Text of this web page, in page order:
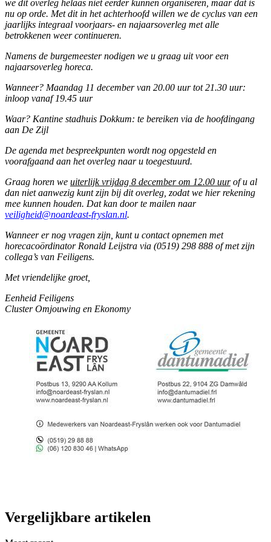
we dit overleg helaas niet eerder kunnen organiseren, maar dat is
nu op orde. Met dit in het achterhoofd willen we de cyclus van een
jaarlijks integraal voorjaars- en najaarsoverleg met alle
betrokkenen weer continueren.
Namens de burgemeester nodigen we u graag uit voor een
najaarsoverleg horeca.
Wanneer? Maandag 11 december van 20.00 uur tot 21.30 uur:
inloop vanaf 19.45 uur
Waar? Kantine stadhuis Dokkum: te bereiken via de hoofdingang
aan De Zijl
De agenda met bespreekpunten wordt nog opgesteld en
voorafgaand aan het overleg naar u toegestuurd.
Graag horen we uiterlijk vrijdag 8 december om 12.00 uurof u al
dan niet aanwezig kunt zijn bij dit overleg, zodat we hier rekening
mee kunnen houden. Dat kan door te mailen naar
veiligheid@noardeast-fryslan.nl.
Wanneer er nog vragen zijn, kunt u contact opnemen met
horecacoördinator Ronald Leijstra via (0519) 298 888 of met zijn
collega’s van Feiligens.
Met vriendelijke groet,
Eenheid Feiligens
Cluster Omjouwing en Ekonomy
Vergelijkbare artikelen